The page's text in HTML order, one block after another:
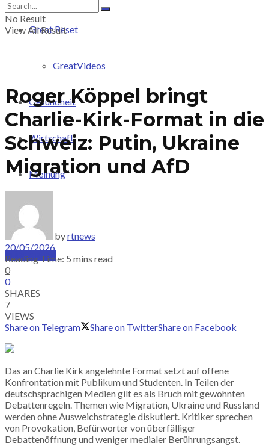
Great Reset
GreatVideos
Gesundheit
Wirtschaft
Meinung
PRICING
SUBSCRIBE
No Result
View All Result
Roger Köppel bringt
Charlie-Kirk-Format in die
Schweiz: Putin, Ukraine
Migration und AfD
byrtnews
20/05/2026
Reading Time: 5 mins read
0
0
SHARES
7
VIEWS
Share on Telegram
Share on TwitterShare on Facebook
Das an Charlie Kirk angelehnte Format setzt auf offene
Konfrontation mit Publikum und Studenten. In Teilen der
deutschsprachigen Medien gilt es als Bruch mit gewohnten
Debattenregeln. Themen wie Migration, Ukraine und Russland
werden ohne Ausweichstrategie diskutiert. Kritiker sprechen
von Provokation, Befürworter von überfälliger
Debattenöffnung und weniger medialer Berührungsangst.